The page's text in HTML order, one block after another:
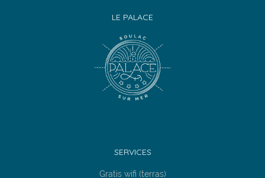
LE PALACE
SERVICES
Gratis wifi (terras)